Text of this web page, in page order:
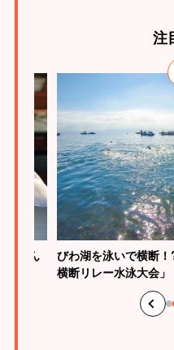
注
介さん
びわ湖を泳いで横断
横断リレー水泳大会」